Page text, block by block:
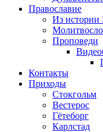
Православие
Из истории
Проповеди
Контакты
Приходы
Стокгольм
Вестерос
Гётеборг
Карлстад